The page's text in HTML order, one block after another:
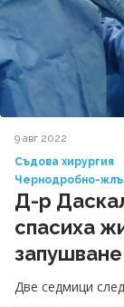
9 авг 2022
Съдова хирургия
Чернодробно-
Д-р
спасиха
Две седмици